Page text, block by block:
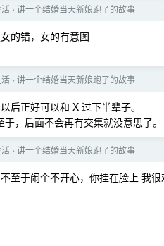
› 讲一个结婚当天新娘跑了的故事
的错，女的有意图
› 讲一个结婚当天新娘跑了的故事
后正好可以和 X 过下半辈子。
，后面不会再有交集就没意思了。
› 讲一个结婚当天新娘跑了的故事
至于闹个不开心，你挂在脸上 我